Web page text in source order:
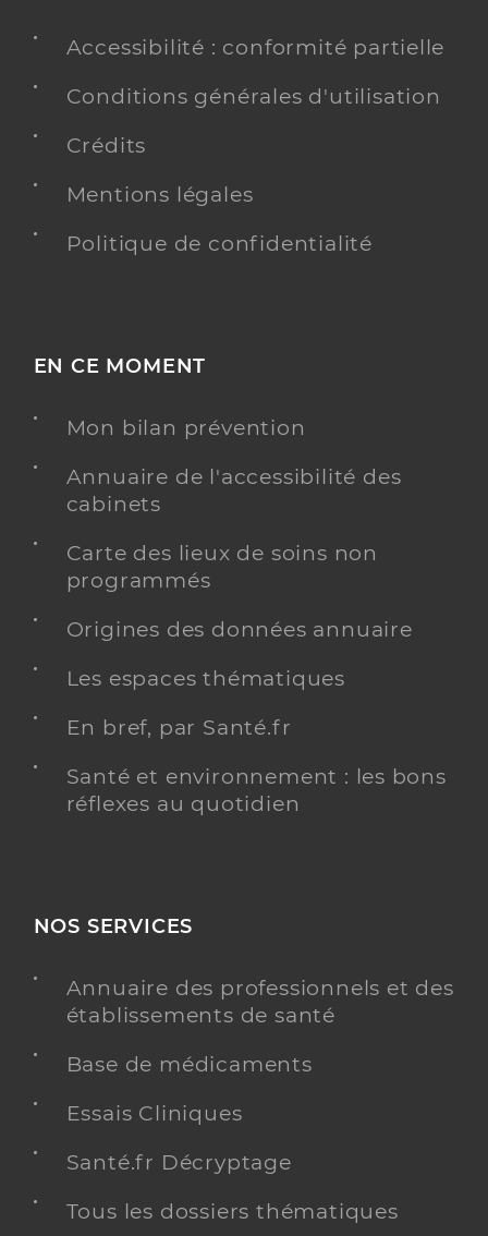
Accessibilité : conformité partielle
Conditions générales d'utilisation
Crédits
Mentions légales
Politique de confidentialité
EN CE MOMENT
Mon bilan prévention
Annuaire de l'accessibilité des
cabinets
Carte des lieux de soins non
programmés
Origines des données annuaire
Les espaces thématiques
En bref, par Santé.fr
Santé et environnement : les bons
réflexes au quotidien
NOS SERVICES
Annuaire des professionnels et des
établissements de santé
Base de médicaments
Essais Cliniques
Santé.fr Décryptage
Tous les dossiers thématiques